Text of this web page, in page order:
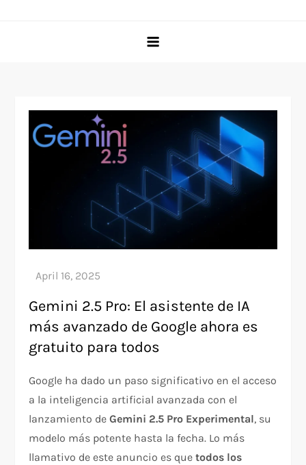
Gemini 2.5 Pro: El asistente de IA
más avanzado de Google ahora es
gratuito para todos
Google ha dado un paso significativo en el acceso
a la inteligencia artificial avanzada con el
lanzamiento deGemini 2.5 Pro Experimental, su
modelo más potente hasta la fecha. Lo más
llamativo de este anuncio es quetodos los